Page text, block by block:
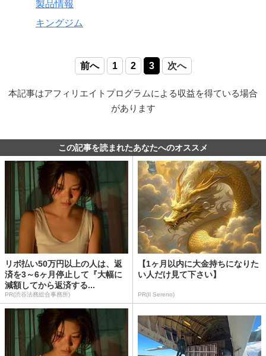
製品情報
キングジム
前へ 1 2 3 次へ
本記事はアフィリエイトプログラムによる収益を得ている場合
があります
この記事を読まれたあなたへのオススメ
リボ払い50万円以上の人は、返
済を3～6ヶ月停止して『大幅に
減額してから返済する...
PR(渋谷法務総合事務所)
【1ヶ月以内に大金持ちになりた
い人だけ見て下さい】
PR(Il Sereno)